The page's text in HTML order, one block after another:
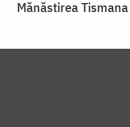
Mănăstirea Tismana